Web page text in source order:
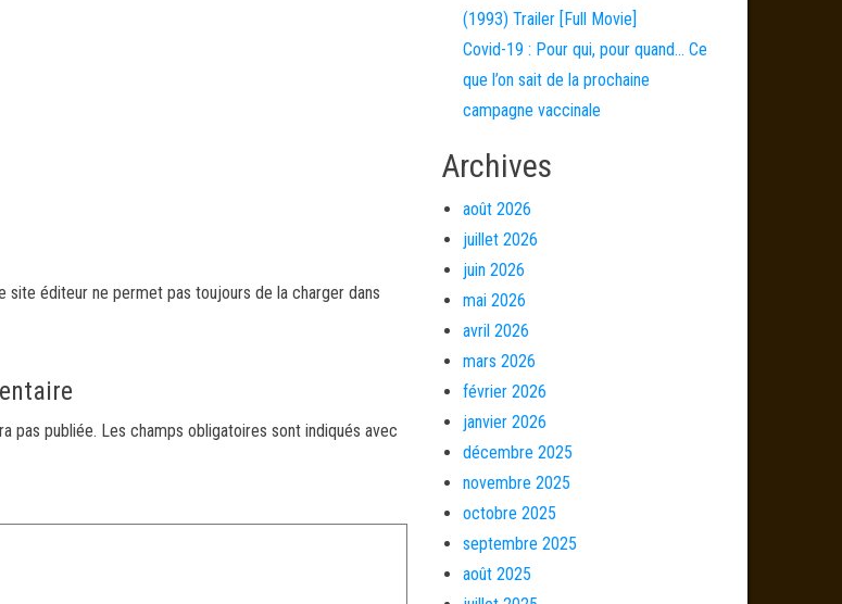
site éditeur ne permet pas toujours de la charger dans
pas publiée. Les champs obligatoires sont indiqués avec
(1993) Trailer [Full Movie]
Covid-19 : Pour qui, pour quand… Ce
que l’on sait de la prochaine
campagne vaccinale
Archives
août 2026
juillet 2026
juin 2026
mai 2026
avril 2026
mars 2026
février 2026
janvier 2026
décembre 2025
novembre 2025
octobre 2025
septembre 2025
août 2025